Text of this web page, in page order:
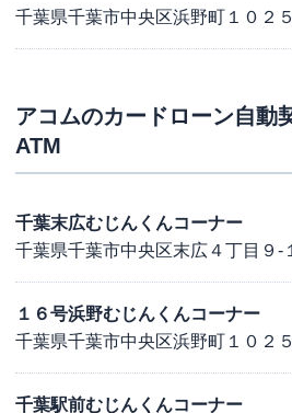
千葉県千葉市中央区浜野町１０２
アコムのカードローン自動
ATM
千葉末広むじんくんコーナー
千葉県千葉市中央区末広４丁目９
１６号浜野むじんくんコーナー
千葉県千葉市中央区浜野町１０２
千葉駅前むじんくんコーナー